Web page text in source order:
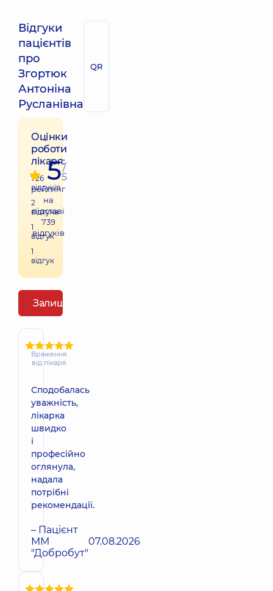
Відгуки
пацієнтів
про
Згортюк
Антоніна
Русланівна
QR
Оцінки
роботи
лікаря:
726
відгуків
2
відгука
1
відгук
1
відгук
5/
5
рейтинг
на
підставі
739
відгуків
Залишити відгук
Враження
від лікаря
Сподобалась
уважність,
лікарка
швидко
і
професійно
оглянула,
надала
потрібні
рекомендації.
– Пацієнт
ММ
"Добробут"
07.08.2026